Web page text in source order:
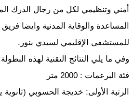
أمني وتنظيمي لكل من رجال الدرك
المساعدة والوقاية المدنية وايضا فريق
للمستشفى الإقليمي لسيدي بنور.
وفي ما يلي النتائج التقنية لهذه
فئة البرعمات : 2000 متر
الرتبة الأولى: خديجة الحسوبي